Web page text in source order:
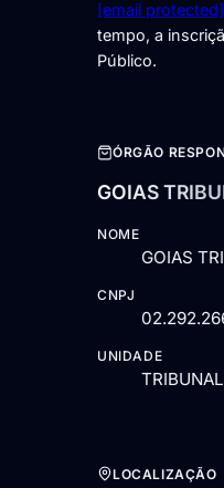
[email protected]
tempo, a
Público.
ÓRGÃO
GOIAS
NOME
GOIAS
CNPJ
UNIDADE
LOCALIZAÇÃO